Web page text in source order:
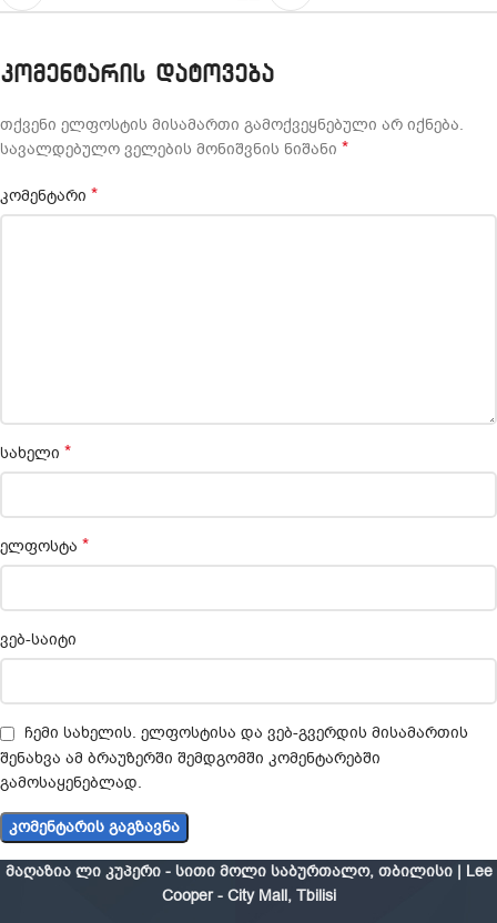
ᲙᲝᲛᲔᲜᲢᲐᲠᲘᲡ ᲓᲐᲢᲝᲕᲔᲑᲐ
თქვენი ელფოსტის მისამართი გამოქვეყნებული არ იქნება.
სავალდებულო ველების მონიშვნის ნიშანი *
კომენტარი *
სახელი *
ელფოსტა *
ვებ-საიტი
ჩემი სახელის. ელფოსტისა და ვებ-გვერდის მისამართის
შენახვა ამ ბრაუზერში შემდგომში კომენტარებში
გამოსაყენებლად.
მაღაზია ლი კუპერი - სითი მოლი საბურთალო, თბილისი | Lee
Cooper - City Mall, Tbilisi